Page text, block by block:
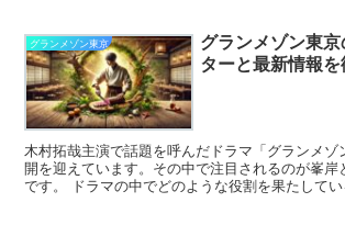
グランメゾン東京
グランメゾン東
ターと最新情報を
木村拓哉主演で話題を呼んだドラマ「グランメゾ
開を迎えています。その中で注目されるのが峯岸
です。 ドラマの中でどのような役割を果たして